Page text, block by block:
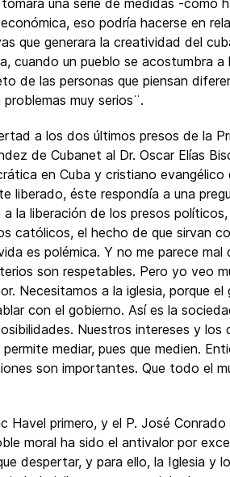
una serie de medidas -como
eso podría hacerse en
que generara la creatividad del
cuando un pueblo se acostumbra a
de las personas que piensan
muy serios¨.
a los dos últimos presos de la
de Cubanet al Dr. Oscar Elías
en Cuba y cristiano
liberado, éste respondía a una
la liberación de los presos
católicos, el hecho de que sirvan
es polémica. Y no me parece mal
son respetables. Pero yo veo
Necesitamos a la iglesia, porque
con el gobierno. Así es la
Nuestros intereses y los
mediar, pues que medien.
son importantes. Que todo el
primero, y el P. José
moral ha sido el antivalor por
despertar, y para ello, la Iglesia y